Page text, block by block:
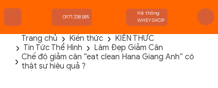
TRANG CHỦ
FLASH SALE
THANH LÝ
0971.338.585
Hệ thống
WHEYSHOP
Trang chủ Kiến thức
KIẾN THỨC
Tin Tức Thể Hình
Làm Đẹp Giảm Cân
Chế độ giảm cân “eat clean Hana Giang Anh” có
thật sự hiệu quả ?